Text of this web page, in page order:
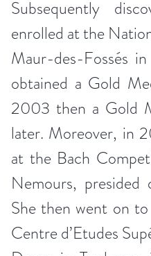
Subsequently
enrolled at the
Maur-des-Fossés
obtained a Gold
2003 then a Gold
later. Moreover, in
at the Bach
Nemours,
She then went on
Centre d’Etudes